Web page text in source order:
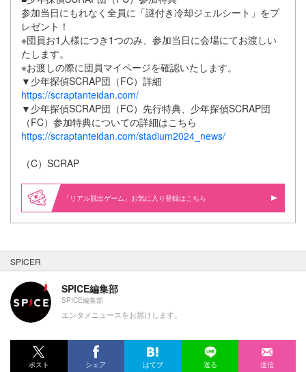
参加当日にもれなく全員に「謎付き冷却ジェルシート」をプ
レゼント！
※団員お1人様につき1つのみ、参加当日に会場にてお渡しい
たします。
※お渡しの際に団員マイページを確認いたします。
▼少年探偵SCRAP団（FC）詳細
https://scraptanteidan.com/
▼少年探偵SCRAP団（FC）先行特典、少年探偵SCRAP団
（FC）参加特典についての詳細はこちら
https://scraptanteidan.com/stadium2024_news/
（C）SCRAP
「リアル脱出ゲーム」お気に入り登録はこちら
SPICER
SPICE編集部
SPICE編集部
エンタメニュースをお届けします。
ポスト シェア はてブ 送る 送信